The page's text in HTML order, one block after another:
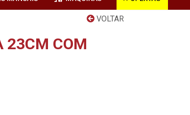
VOLTAR
23CM COM